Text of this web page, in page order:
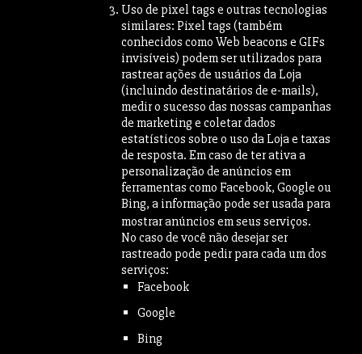
Uso de pixel tags e outras tecnologias
similares: Pixel tags (também
conhecidos como Web beacons e GIFs
invisíveis) podem ser utilizados para
rastrear ações de usuários da Loja
(incluindo destinatários de e-mails),
medir o sucesso das nossas campanhas
de marketing e coletar dados
estatísticos sobre o uso da Loja e taxas
de resposta. Em caso de ter ativa a
personalização de anúncios em
ferramentas como Facebook, Google ou
Bing, a informação pode ser usada para
mostrar anúncios em seus serviços.
No caso de você não desejar ser
rastreado pode pedir para cada um dos
serviços:
Facebook
Google
Bing